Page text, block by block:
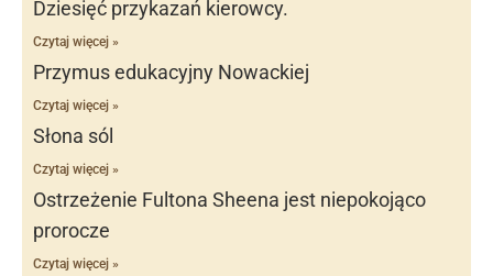
Dziesięć przykazań kierowcy.
Czytaj więcej »
Przymus edukacyjny Nowackiej
Czytaj więcej »
Słona sól
Czytaj więcej »
Ostrzeżenie Fultona Sheena jest niepokojąco
prorocze
Czytaj więcej »